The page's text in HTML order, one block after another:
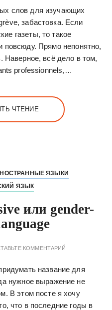
слов для изучающих
забастовка. Если
газеты, то такое
повсюду. Прямо непонятно,
Наверное, всё дело в том,
professionnels,…
ЧТЕНИЕ
ЯЗЫКИ
ЯЗЫК
или gender-
КОММЕНТАРИЙ
название для
нужное выражение не
В этом посте я хочу
что в последние годы в